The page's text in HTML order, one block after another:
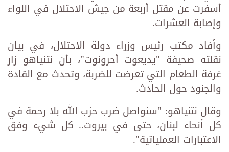
أسفرت عن مقتل أربعة من جيش الاحتلال في اللواء
وإصابة العشرات.
وأفاد مكتب رئيس وزراء دولة الاحتلال، في بيان
نقلته صحيفة "يديعوت أحرونوت"، بأن نتنياهو زار
غرفة الطعام التي تعرضت للضربة، وتحدث مع القادة
والجنود حول الحادث.
وقال نتنياهو: "سنواصل ضرب حزب الله بلا رحمة في
كل أنحاء لبنان، حتى في بيروت.. كل شيء وفق
الاعتبارات العملياتية".